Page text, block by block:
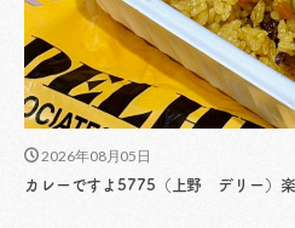
2026年08月05日
カレーですよ5775（上野 デリー）楽